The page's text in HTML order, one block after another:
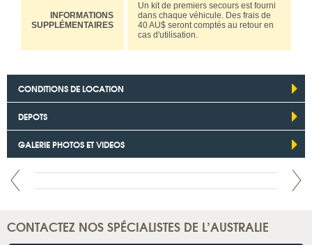
INFORMATIONS
SUPPLÉMENTAIRES
Un kit de premiers secours est fourni
dans chaque véhicule. Des frais de
40 AU$ seront comptés au retour en
cas d'utilisation.
CONDITIONS DE LOCATION
DEPOTS
GALERIE PHOTOS ET VIDEOS
CONTACTEZ NOS SPÉCIALISTES DE L’AUSTRALIE